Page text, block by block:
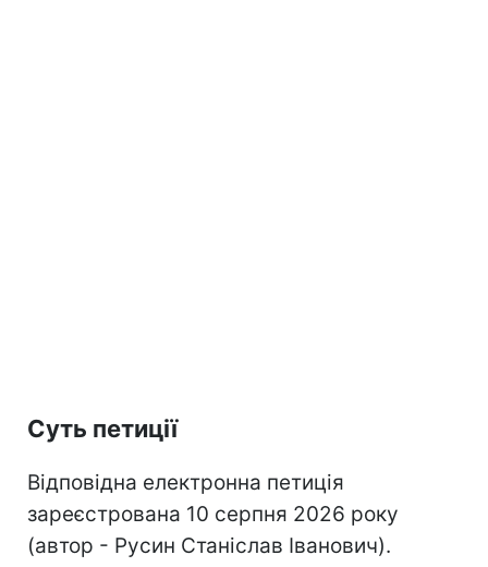
Суть петиції
Відповідна електронна петиція
зареєстрована 10 серпня 2026 року
(автор - Русин Станіслав Іванович).